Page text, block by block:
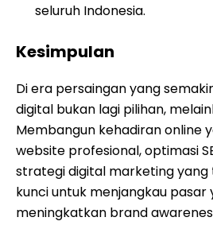
seluruh Indonesia.
Kesimpulan
Di era persaingan yang
digital bukan lagi pilihan,
Membangun kehadiran online
website profesional, optimasi
strategi digital marketing
kunci untuk menjangkau pasar
meningkatkan brand